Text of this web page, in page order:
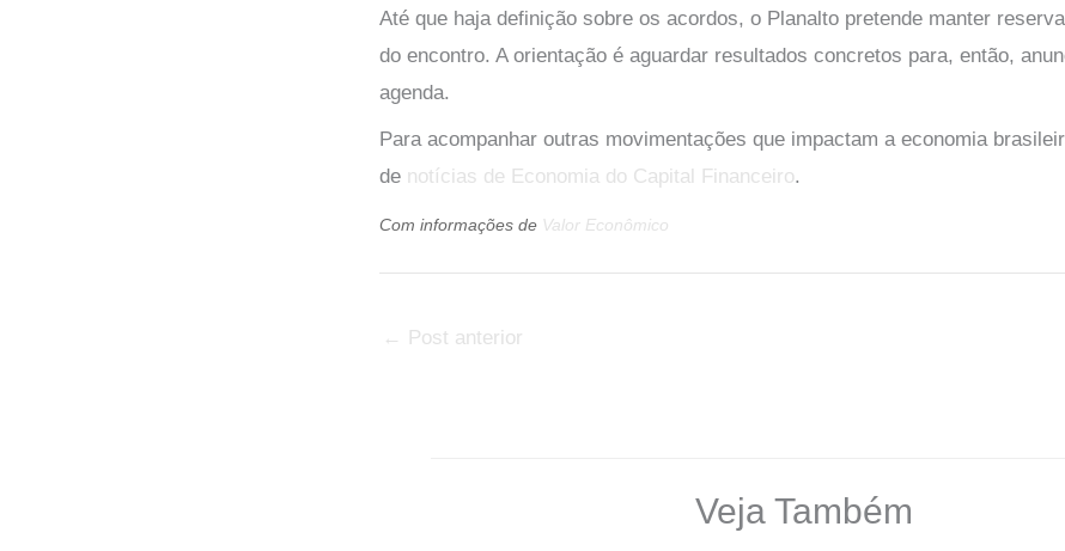
Até que haja definição sobre os acordos, o Planalto pretende manter
do encontro. A orientação é aguardar resultados concretos para, então,
agenda.
Para acompanhar outras movimentações que impactam a economia
de notícias de Economia do Capital Financeiro.
Com informações de Valor Econômico
← Post anterior
Veja Também